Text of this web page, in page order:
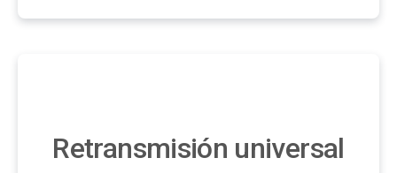
Retransmisión universal